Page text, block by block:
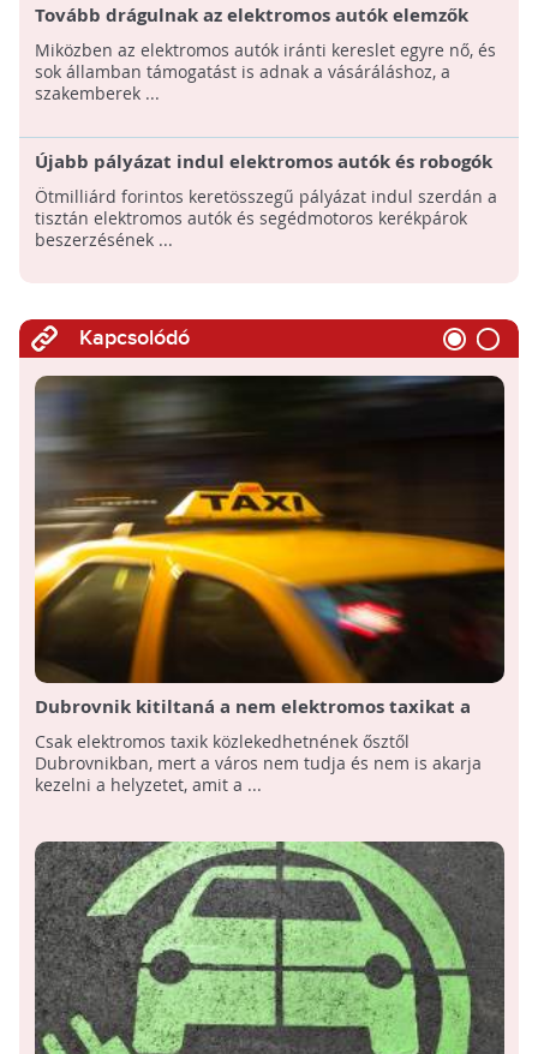
Tovább drágulnak az elektromos autók elemzők
szerint
Miközben az elektromos autók iránti kereslet egyre nő, és
sok államban támogatást is adnak a vásáráláshoz, a
szakemberek ...
Újabb pályázat indul elektromos autók és robogók
vásárlási támogatására
Ötmilliárd forintos keretösszegű pályázat indul szerdán a
tisztán elektromos autók és segédmotoros kerékpárok
beszerzésének ...
Kapcsolódó
Dubrovnik kitiltaná a nem elektromos taxikat a
városból
Csak elektromos taxik közlekedhetnének ősztől
Dubrovnikban, mert a város nem tudja és nem is akarja
kezelni a helyzetet, amit a ...